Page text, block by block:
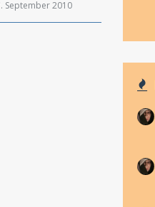
September 2010